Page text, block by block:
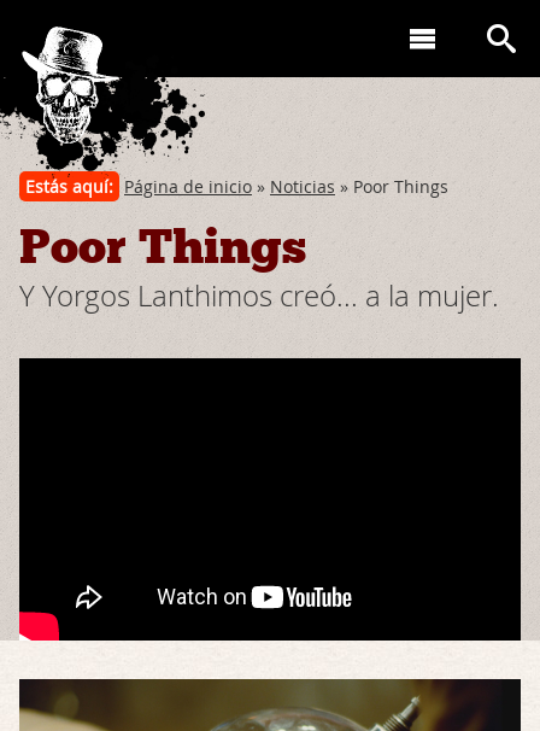
Estás aquí: Página de inicio » Noticias » Poor Things
Poor Things
Y Yorgos Lanthimos creó... a la mujer.